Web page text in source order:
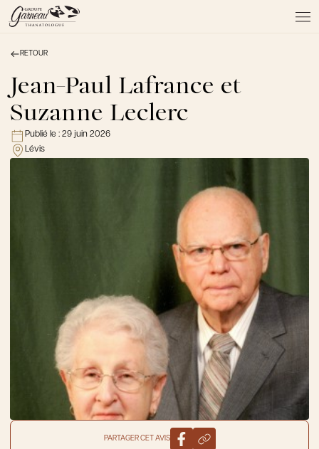
À PROPOS
NOS SERVICES
NOS PRODUITS
NOTRE ÉQUIPE
NOS SALONS
AVIS DE DÉCÈS
RETOUR
Jean-Paul Lafrance et
Suzanne Leclerc
Publié le : 29 juin 2026
Lévis
PARTAGER CET AVIS